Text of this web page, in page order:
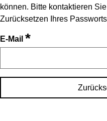
können. Bitte kontaktieren
Zurücksetzen Ihres
E-Mail *